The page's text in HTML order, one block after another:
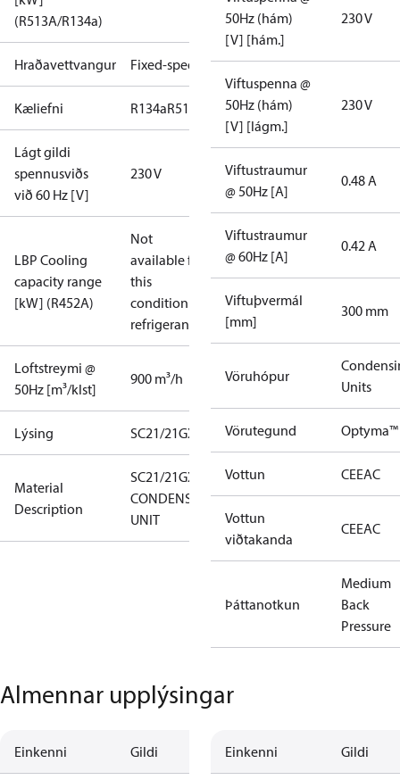
(R513A/R134a)
Hraðavettvangur Fixed-speed
Kæliefni R134aR513A
Lágt gildi
spennusviðs
við 60 Hz [V]
230 V
LBP Cooling
capacity range
[kW] (R452A)
Not
available for
this
condition /
refrigerant
Loftstreymi @
50Hz [m³/klst]
900 m³/h
Lýsing SC21/21GXT2
Material
Description
SC21/21GXT0
CONDENS.
UNIT
50Hz (hám)
[V] [hám.]
230 V
Viftuspenna @
50Hz (hám)
[V] [lágm.]
230 V
Viftustraumur
@ 50Hz [A]
0.48 A
Viftustraumur
@ 60Hz [A]
0.42 A
Viftuþvermál
[mm]
300 mm
Vöruhópur
Units
Vörutegund Optyma™
Vottun CEEAC
Vottun
viðtakanda
CEEAC
Þáttanotkun
Medium
Back
Pressure
Almennar upplýsingar
Einkenni Gildi Einkenni Gildi